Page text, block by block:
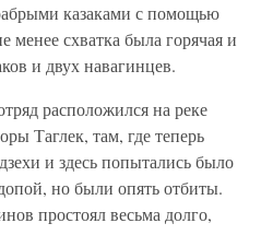
казаками с помощью
схватка была горячая и
и двух навагинцев.
расположился на реке
Таглек, там, где теперь
и здесь попытались было
но были опять отбиты.
простоял весьма долго,